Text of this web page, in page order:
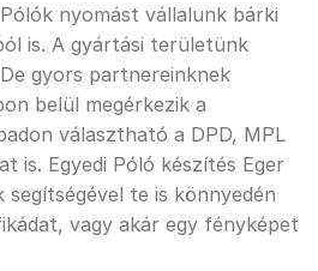
nyomást vállalunk bárki
is. A gyártási területünk
gyors partnereinknek
belül megérkezik a
választható a DPD, MPL
is. Egyedi Póló készítés Eger
segítségével te is könnyedén
vagy akár egy fényképet